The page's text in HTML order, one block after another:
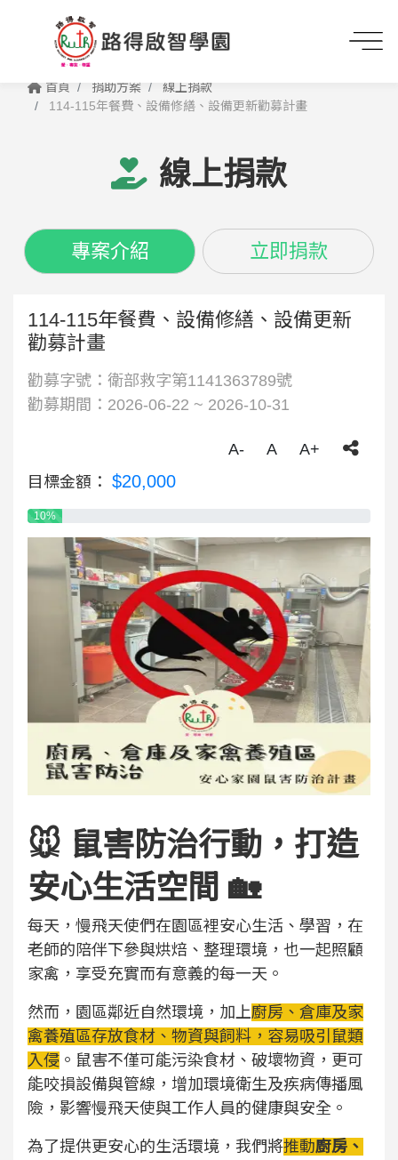
首頁 捐助方案
線上捐款
114-115年餐費、設備修繕、設備更新勸募計畫
線上捐款
專案介紹 立即捐款
114-115年餐費、設備修繕、設備更新
勸募計畫
勸募字號：衛部救字第1141363789號
勸募期間：2026-06-22 ~ 2026-10-31
A- A
A+
目標金額： $20,000
10%
🐭 鼠害防治行動，打造
安心生活空間 🏡
每天，慢飛天使們在園區裡安心生活、學習，在
老師的陪伴下參與烘焙、整理環境，也一起照顧
家禽，享受充實而有意義的每一天。
然而，園區鄰近自然環境，加上廚房、倉庫及家
禽養殖區存放食材、物資與飼料，容易吸引鼠類
入侵 。鼠害不僅可能污染食材、破壞物資，更可
能咬損設備與管線，增加環境衛生及疾病傳播風
險，影響慢飛天使與工作人員的健康與安全。
為了提供更安心的生活環境，我們將推動廚房、